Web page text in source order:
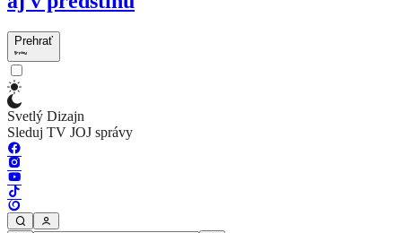
Prehrať
Svetlý Dizajn
Sleduj TV JOJ správy